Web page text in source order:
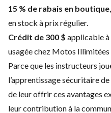
15 % de rabais en boutique
en stock à prix régulier.
Crédit de 300 $ applicable à
usagée chez Motos
Parce que les instructeurs
l’apprentissage sécuritaire
de leur offrir ces avantages
leur contribution à la